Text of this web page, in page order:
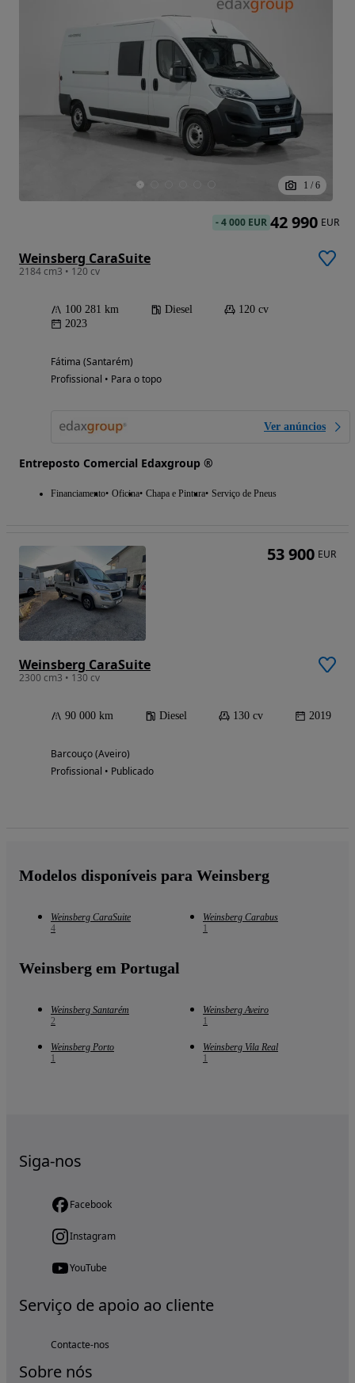
1 / 6
Weinsberg CaraSuite
2184 cm3 • 120 cv
100 281 km Diesel
120 cv
2023
Fátima (Santarém)
Profissional • Para o topo
Ver anúncios
Entreposto Comercial Edaxgroup ®
Financiamento Oficina Chapa e Pintura Serviço de Pneus
-4 000 EUR 42 990 EUR
Weinsberg CaraSuite
2300 cm3 • 130 cv
90 000 km Diesel 130 cv 2019
Barcouço (Aveiro)
Profissional • Publicado
53 900 EUR
Modelos disponíveis para Weinsberg
Weinsberg CaraSuite
4
Weinsberg Carabus
1
Weinsberg em Portugal
Weinsberg Santarém
2
Weinsberg Aveiro
1
Weinsberg Porto
1
Weinsberg Vila Real
1
Siga-nos
Facebook
Instagram
YouTube
Serviço de apoio ao cliente
Contacte-nos
Sobre nós